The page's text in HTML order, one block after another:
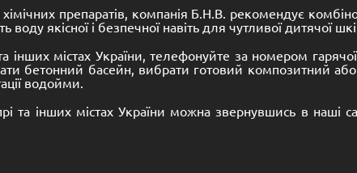
препаратів, компанія Б.Н.В. рекомендує
якісної і безпечної навіть для чутливої дитячої
містах України, телефонуйте за номером
бетонний басейн, вибрати готовий композитний
водойми.
та інших містах України можна звернувшись в наші